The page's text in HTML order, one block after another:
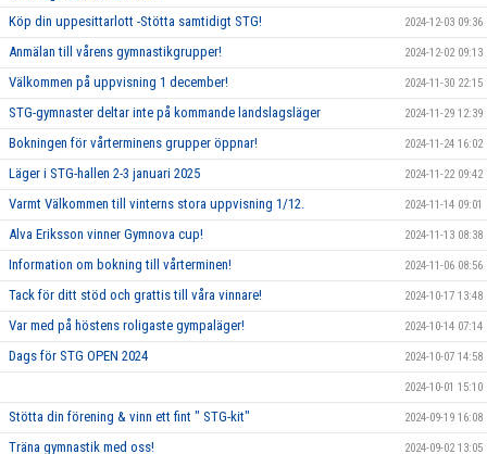
Köp din uppesittarlott -Stötta samtidigt STG! 2024-12-03 09:36
Anmälan till vårens gymnastikgrupper! 2024-12-02 09:13
Välkommen på uppvisning 1 december! 2024-11-30 22:15
STG-gymnaster deltar inte på kommande landslagsläger 2024-11-29 12:39
Bokningen för vårterminens grupper öppnar! 2024-11-24 16:02
Läger i STG-hallen 2-3 januari 2025 2024-11-22 09:42
Varmt Välkommen till vinterns stora uppvisning 1/12. 2024-11-14 09:01
Alva Eriksson vinner Gymnova cup! 2024-11-13 08:38
Information om bokning till vårterminen! 2024-11-06 08:56
Tack för ditt stöd och grattis till våra vinnare! 2024-10-17 13:48
Var med på höstens roligaste gympaläger! 2024-10-14 07:14
Dags för STG OPEN 2024 2024-10-07 14:58
2024-10-01 15:10
Stötta din förening & vinn ett fint " STG-kit" 2024-09-19 16:08
Träna gymnastik med oss! 2024-09-02 13:05